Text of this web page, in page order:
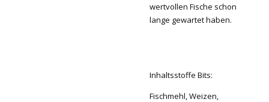
wertvollen Fische schon
lange gewartet haben.
Inhaltsstoffe Bits:
Fischmehl, Weizen,